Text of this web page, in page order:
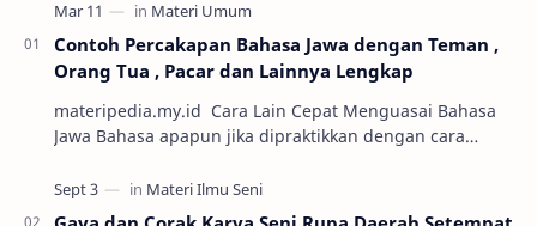
Contoh Percakapan Bahasa Jawa dengan Teman ,
Orang Tua , Pacar dan Lainnya Lengkap
materipedia.my.id Cara Lain Cepat Menguasai Bahasa
Jawa Bahasa apapun jika dipraktikkan dengan cara